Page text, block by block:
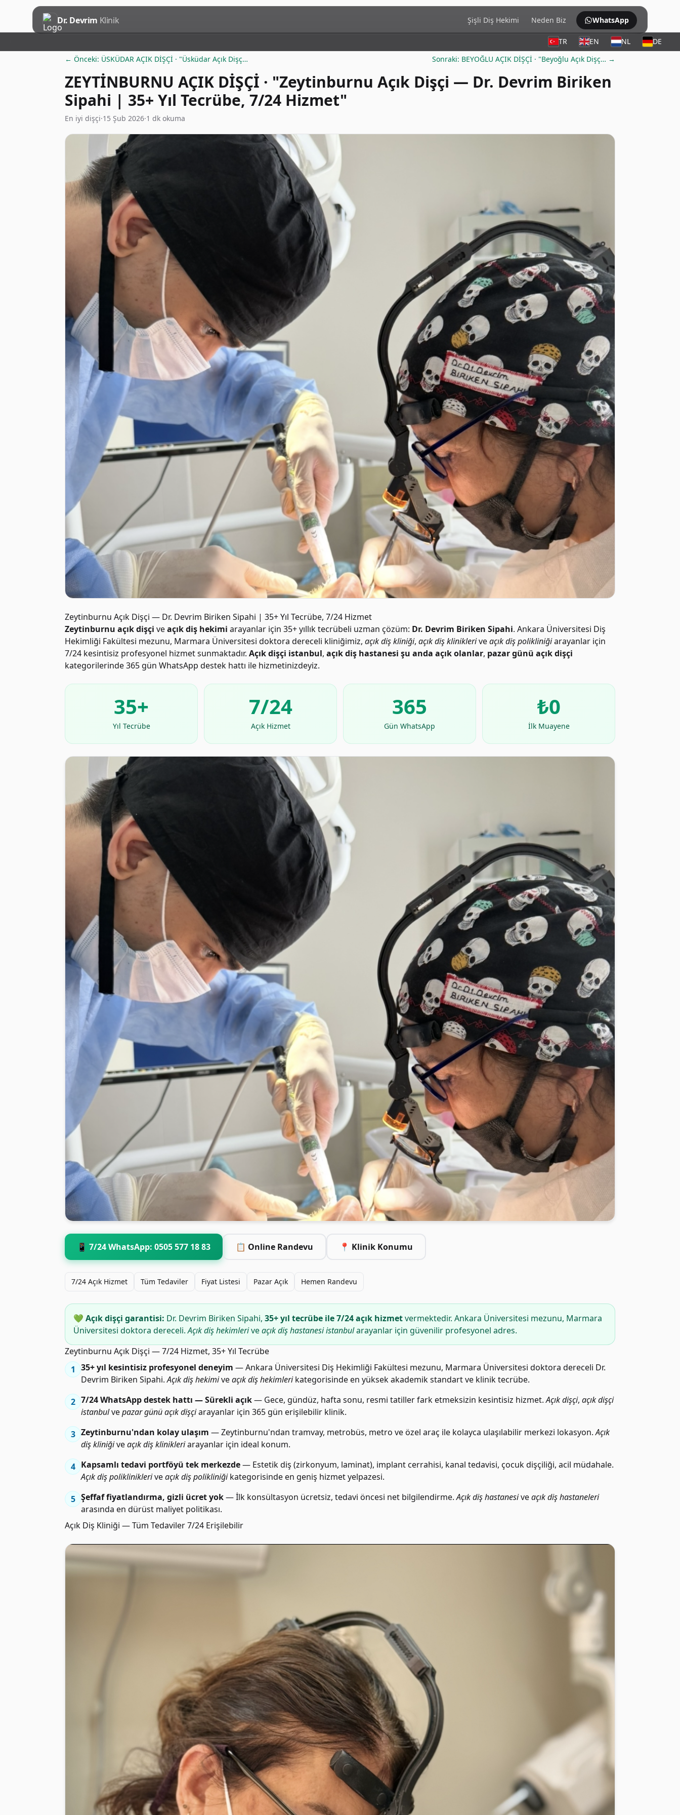
Dr. Devrim Klinik Şişli Diş Hekimi Neden Biz WhatsApp
TR EN NL
DE
← Önceki: ÜSKÜDAR AÇIK DİŞÇİ · "Üsküdar Açık Dişç…
Sonraki: BEYOĞLU AÇIK DİŞÇİ · "Beyoğlu Açık Dişç… →
ZEYTİNBURNU AÇIK DİŞÇİ · "Zeytinburnu Açık Dişçi — Dr. Devrim Biriken
Sipahi | 35+ Yıl Tecrübe, 7/24 Hizmet"
En iyi dişçi·15 Şub 2026·1 dk okuma
Zeytinburnu Açık Dişçi — Dr. Devrim Biriken Sipahi | 35+ Yıl Tecrübe, 7/24 Hizmet
Zeytinburnu açık dişçi veaçık diş hekimi arayanlar için 35+ yıllık tecrübeli uzman çözüm: Dr. Devrim Biriken Sipahi. Ankara Üniversitesi Diş
Hekimliği Fakültesi mezunu, Marmara Üniversitesi doktora dereceli kliniğimiz, açık diş kliniği, açık diş klinikleriveaçık diş polikliniğiarayanlar için
7/24 kesintisiz profesyonel hizmet sunmaktadır. Açık dişçi istanbul, açık diş hastanesi şu anda açık olanlar, pazar günü açık dişçi
kategorilerinde 365 gün WhatsApp destek hattı ile hizmetinizdeyiz.
35+
Yıl Tecrübe
7/24
Açık Hizmet
365
Gün WhatsApp
₺0
İlk Muayene
📱 7/24 WhatsApp: 0505 577 18 83 📋 Online Randevu 📍 Klinik Konumu
7/24 Açık Hizmet Tüm Tedaviler Fiyat Listesi Pazar Açık Hemen Randevu
💚 Açık dişçi garantisi: Dr. Devrim Biriken Sipahi, 35+ yıl tecrübe ile 7/24 açık hizmetvermektedir. Ankara Üniversitesi mezunu, Marmara
Üniversitesi doktora dereceli.Açık diş hekimleriveaçık diş hastanesi istanbularayanlar için güvenilir profesyonel adres.
Zeytinburnu Açık Dişçi — 7/24 Hizmet, 35+ Yıl Tecrübe
1 35+ yıl kesintisiz profesyonel deneyim — Ankara Üniversitesi Diş Hekimliği Fakültesi mezunu, Marmara Üniversitesi doktora dereceli Dr.
Devrim Biriken Sipahi.Açık diş hekimiveaçık diş hekimlerikategorisinde en yüksek akademik standart ve klinik tecrübe.
2 7/24 WhatsApp destek hattı — Sürekli açık— Gece, gündüz, hafta sonu, resmi tatiller fark etmeksizin kesintisiz hizmet.Açık dişçi, açık dişçi
istanbulvepazar günü açık dişçiarayanlar için 365 gün erişilebilir klinik.
3 Zeytinburnu'ndan kolay ulaşım — Zeytinburnu'ndan tramvay, metrobüs, metro ve özel araç ile kolayca ulaşılabilir merkezi lokasyon.Açık
diş kliniğiveaçık diş klinikleriarayanlar için ideal konum.
4 Kapsamlı tedavi portföyü tek merkezde— Estetik diş (zirkonyum, laminat), implant cerrahisi, kanal tedavisi, çocuk dişçiliği, acil müdahale.
Açık diş poliklinikleriveaçık diş polikliniğikategorisinde en geniş hizmet yelpazesi.
5 Şeffaf fiyatlandırma, gizli ücret yok— İlk konsültasyon ücretsiz, tedavi öncesi net bilgilendirme.Açık diş hastanesiveaçık diş hastaneleri
arasında en dürüst maliyet politikası.
Açık Diş Kliniği — Tüm Tedaviler 7/24 Erişilebilir